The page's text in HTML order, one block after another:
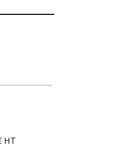
HT